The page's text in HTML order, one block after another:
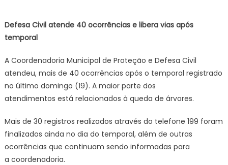
e
libera
–
Defesa Civil atende 40 ocorrências e libera vias após
temporal
A Coordenadoria Municipal de Proteção e Defesa Civil
atendeu, mais de 40 ocorrências após o temporal registrado
no último domingo (19). A maior parte dos
atendimentos está relacionados à queda de árvores.
Mais de 30 registros realizados através do telefone 199 foram
finalizados ainda no dia do temporal, além de outras
ocorrências que continuam sendo informadas para
a coordenadoria.